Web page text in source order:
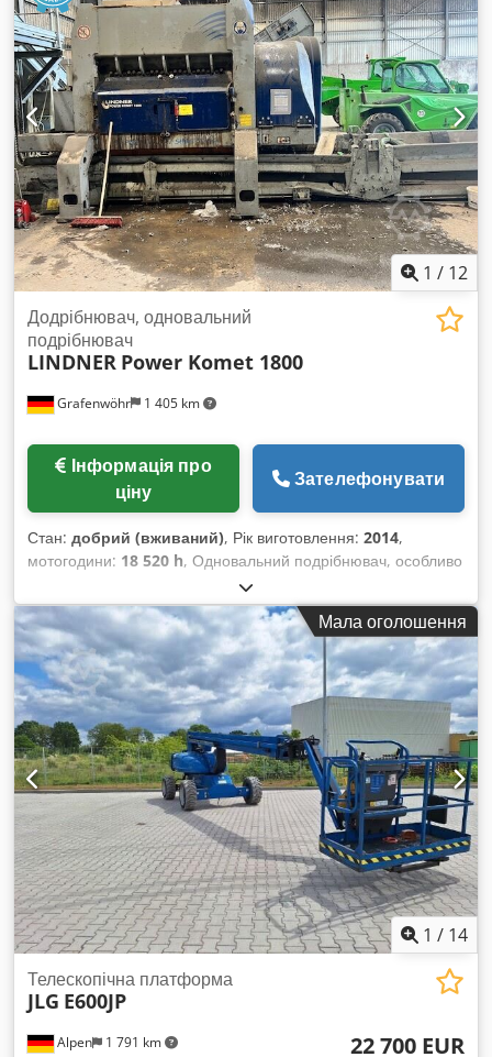
1 / 12
Grafenwöhr 1 405 km
Додрібнювач, одновальний
подрібнювач
LINDNER Power Komet 1800
ціну
Зателефонувати
Стан: добрий (вживаний), Рік виготовлення: 2014,
мотогодини: 18 520 h, Одновальний подрібнювач, особливо
підходить для доопрацювання, грануляції попередньо
подрібненого матеріалу. Застосування: комерційні відходи
для термічної або матеріальної утилізації, наприклад, папір,
картон, пластики та піноматеріали, гума, шкіра, текстиль,
підлогові покриття тощо. Lindner Power Komet 1800 Рік
випуску: 2014 Електрошафа; укомплектована
перетворювачем ABB, Рекупераційний охолоджувач Панель
керування Dsdowxmb Espfx Ab Njck Бункер Приводні
двигуни: 200 кВт Гідравлічний агрегат: у комплекті Загальна
вага: близько 21 т Габаритні розміри (Д×Ш×В): приблизно
5000 × 2800 × 3000 мм Огляд: за домовленістю Термін
поставки: негайно
Мала оголошення
1 / 14
Alpen 1 791 km
Телескопічна платформа
JLG E600JP
22 700 EUR